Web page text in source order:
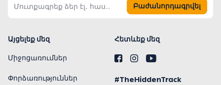
Բաժանորդագրվել
Այցելեք մեզ Հետևեք մեզ
Միջոցառումներ
Փորձառություններ #TheHiddenTrack